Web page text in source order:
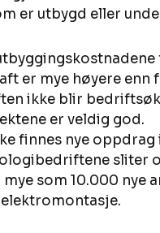
er utbygd eller
er mye høyere
ikke blir
er veldig god.
finnes nye
sliter
mye som 10.000 nye